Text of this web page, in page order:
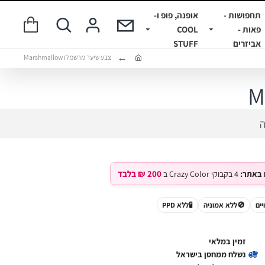
תחפושות -
פאות -
אביזרים
אופנה, פופ ו-
COOL
STUFF
צבע שיער מרשמלו Marshmallow
באתר: 4 בקבוקי Crazy Color ב 200 ₪ בלבד
🚫ללא אמוניה 🧪ללא PPD
זמין במלאי
נשלח ממחסן בישראל